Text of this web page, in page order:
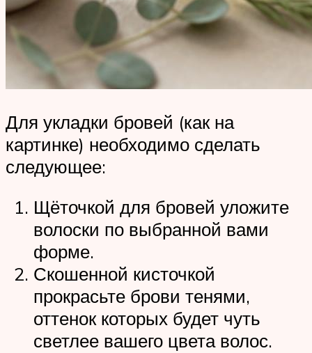
Для укладки бровей (как на
картинке) необходимо сделать
следующее:
Щёточкой для бровей уложите
волоски по выбранной вами
форме.
Скошенной кисточкой
прокрасьте брови тенями,
оттенок которых будет чуть
светлее вашего цвета волос.